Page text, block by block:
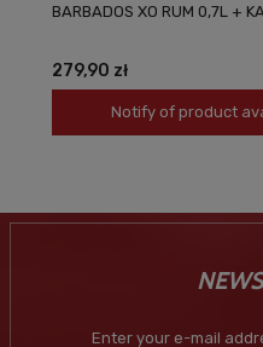
BARBADOS XO RUM 0,7L +
279,90 zł
Notify of product
Enter your e-mail